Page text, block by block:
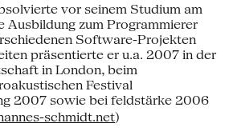
vor seinem Studium am
Ausbildung zum Programmierer
Software-Projekten
präsentierte er u.a. 2007 in der
in London, beim
Festival
2007 sowie bei feldstärke 2006
schmidt.net)